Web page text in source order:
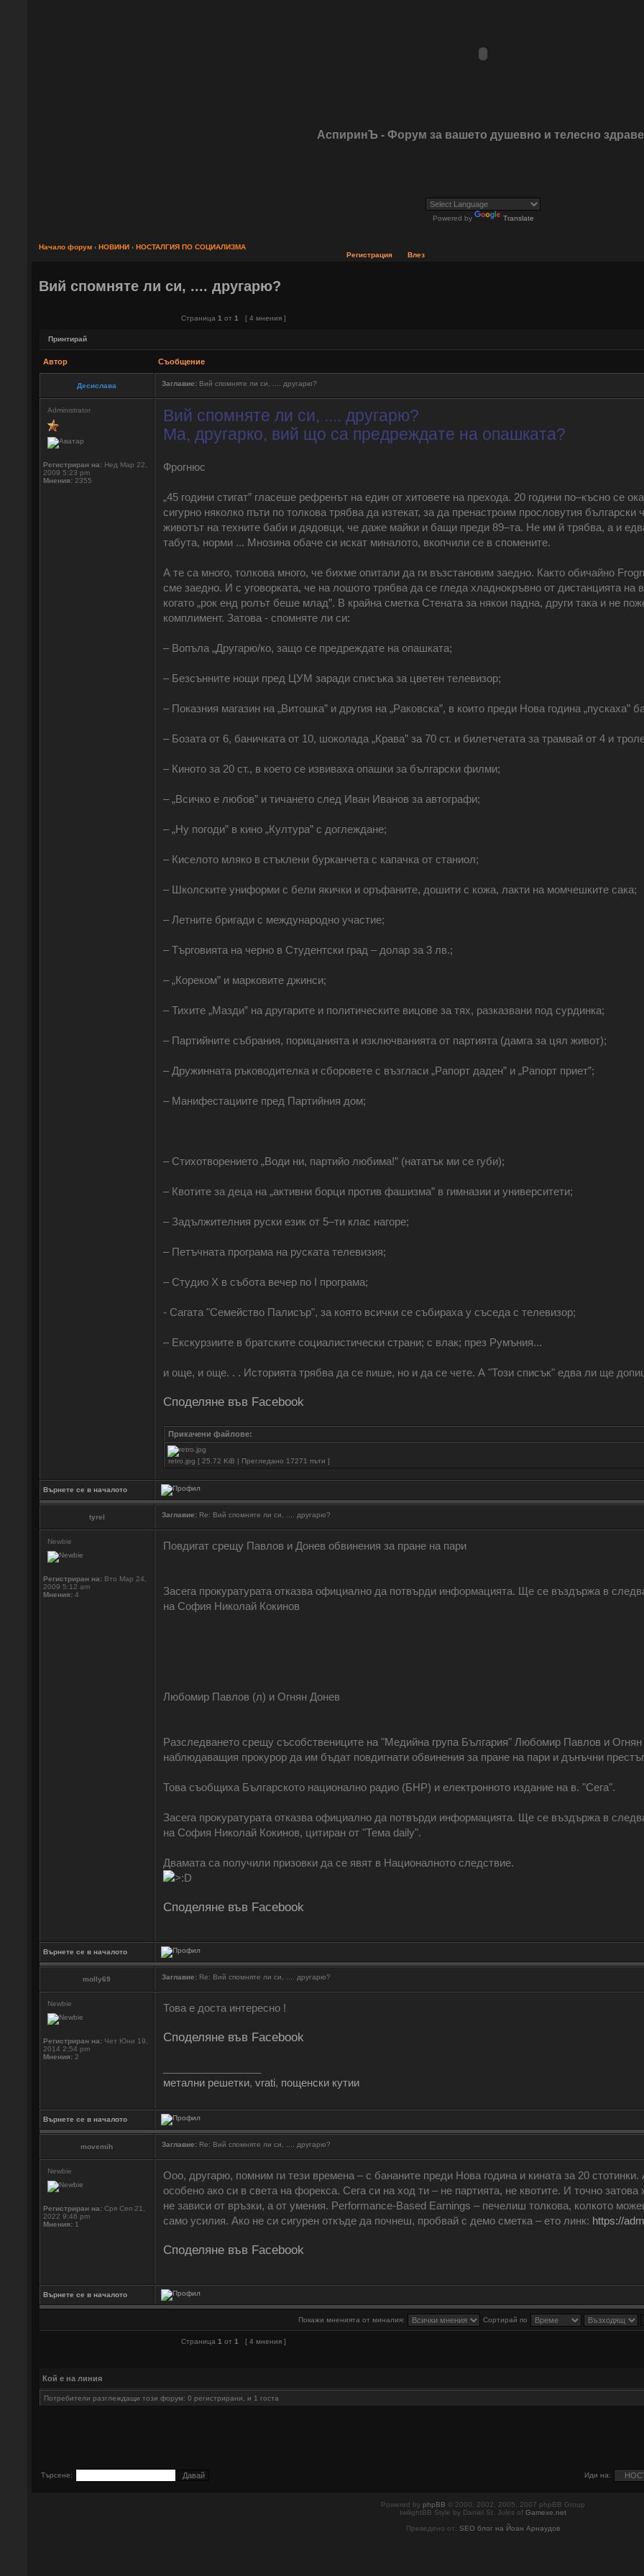
АспиринЪ - Форум за вашето душевно и телесно здраве
Powered by Translate
Начало форум ‹ НОВИНИ ‹ НОСТАЛГИЯ ПО СОЦИАЛИЗМА
Регистрация
Влез
Вий спомняте ли си, .... другарю?
Страница 1 от 1 [ 4 мнения ]
Принтирай
Автор Съобщение
Десислава Заглавие:Вий спомняте ли си, .... другарю?
Administrator
Регистриран на:Нед Мар 22,
2009 5:23 pm
Мнения:2355
Вий спомняте ли си, .... другарю?
Ма, другарко, вий що са предреждате на опашката?
Фрогнюс
„45 години стигат” гласеше рефренът на един от хитовете на прехода. 20 години по‒късно се
сигурно няколко пъти по толкова трябва да изтекат, за да пренастроим прословутия
животът на техните баби и дядовци, че даже майки и бащи преди 89‒та. Не им й трябва, а и
табута, норми ... Мнозина обаче си искат миналото, вкопчили се в спомените.
А те са много, толкова много, че бихме опитали да ги възстановим заедно. Както обичайно
сме заедно. И с уговорката, че на лошото трябва да се гледа хладнокръвно от дистанцията на
когато „рок енд ролът беше млад”. В крайна сметка Стената за някои падна, други така и не
комплимент. Затова - спомняте ли си:
‒ Вопъла „Другарю/ко, защо се предреждате на опашката;
‒ Безсънните нощи пред ЦУМ заради списъка за цветен телевизор;
‒ Показния магазин на „Витошка” и другия на „Раковска”, в които преди Нова година „пускаха”
‒ Бозата от 6, баничката от 10, шоколада „Крава” за 70 ст. и билетчетата за трамвай от 4 и
‒ Киното за 20 ст., в което се извиваха опашки за български филми;
‒ „Всичко е любов” и тичането след Иван Иванов за автографи;
‒ „Ну погоди” в кино „Култура” с доглеждане;
‒ Киселото мляко в стъклени бурканчета с капачка от станиол;
‒ Школските униформи с бели якички и оръфаните, дошити с кожа, лакти на момчешките сака;
‒ Летните бригади с международно участие;
‒ Търговията на черно в Студентски град ‒ долар за 3 лв.;
‒ „Кореком” и марковите джинси;
‒ Тихите „Мазди” на другарите и политическите вицове за тях, разказвани под сурдинка;
‒ Партийните събрания, порицанията и изключванията от партията (дамга за цял живот);
‒ Дружинната ръководителка и сборовете с възгласи „Рапорт даден” и „Рапорт приет”;
‒ Манифестациите пред Партийния дом;
‒ Стихотворението „Води ни, партийо любима!” (нататък ми се губи);
‒ Квотите за деца на „активни борци против фашизма” в гимназии и университети;
‒ Задължителния руски език от 5‒ти клас нагоре;
‒ Петъчната програма на руската телевизия;
‒ Студио Х в събота вечер по І програма;
- Сагата "Семейство Палисър", за която всички се събираха у съседа с телевизор;
‒ Екскурзиите в братските социалистически страни; с влак; през Румъния...
и още, и още. . . Историята трябва да се пише, но и да се чете. А "Този списък" едва ли ще
Споделяне във Facebook
Прикачени файлове:
retro.jpg [ 25.72 KiB | Прегледано 17271 пъти ]
Върнете се в началото
tyrel Заглавие:Re: Вий спомняте ли си, .... другарю?
Newbie
Регистриран на:Вто Мар 24,
2009 5:12 am
Мнения:4
Повдигат срещу Павлов и Донев обвинения за пране на пари
Засега прокуратурата отказва официално да потвърди информацията. Ще се въздържа в
на София Николай Кокинов
Любомир Павлов (л) и Огнян Донев
Разследването срещу съсобствениците на "Медийна група България" Любомир Павлов и
наблюдаващия прокурор да им бъдат повдигнати обвинения за пране на пари и дънъчни
Това съобщиха Българското национално радио (БНР) и електронното издание на в. "Сега".
Засега прокуратурата отказва официално да потвърди информацията. Ще се въздържа в
на София Николай Кокинов, цитиран от "Тема daily".
Двамата са получили призовки да се явят в Националното следствие.
Споделяне във Facebook
Върнете се в началото
molly69 Заглавие:Re: Вий спомняте ли си, .... другарю?
Newbie
Регистриран на:Чет Юни 19,
2014 2:54 pm
Мнения:2
Това е доста интересно !
Споделяне във Facebook
метални решетки, vrati, пощенски кутии
Върнете се в началото
movemih Заглавие:Re: Вий спомняте ли си, .... другарю?
Newbie
Регистриран на:Сря Сеп 21,
2022 9:46 pm
Мнения:1
Ооо, другарю, помним ги тези времена – с бананите преди Нова година и кината за 20
особено ако си в света на форекса. Сега си на ход ти – не партията, не квотите. И точно
не зависи от връзки, а от умения. Performance-Based Earnings – печелиш толкова, колкото
само усилия. Ако не си сигурен откъде да почнеш, пробвай с демо сметка – ето линк: https://
Споделяне във Facebook
Върнете се в началото
Покажи мненията от миналия: Сортирай по
Страница 1 от 1 [ 4 мнения ]
Кой е на линия
Потребители разглеждащи този форум: 0 регистрирани, и 1 госта
Търсене: Иди на:
Powered by phpBB © 2000, 2002, 2005, 2007 phpBB Group
twilightBB Style by Daniel St. Jules of Gamexe.net
Преведено от: SEO блог на Йоан Арнаудов